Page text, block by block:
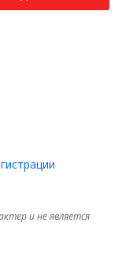
и не является